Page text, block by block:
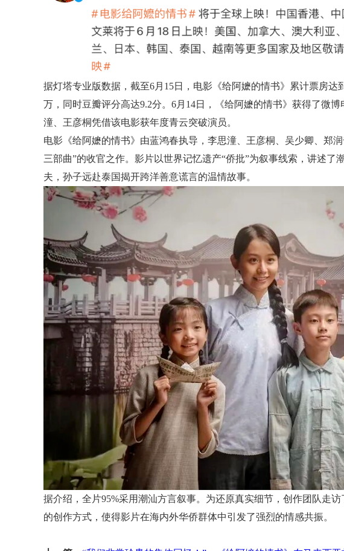
据灯塔专业版数据，截至6月15日，电影《给阿嬷的情书》累计票房达
万，同时豆瓣评分高达9.2分。6月14日，《给阿嬷的情书》获得了微
潼、王彦桐凭借该电影获年度青云突破演员。
电影《给阿嬷的情书》由蓝鸿春执导，李思潼、王彦桐、吴少卿、郑
三部曲”的收官之作。影片以世界记忆遗产“侨批”为叙事线索，讲述了
夫，孙子远赴泰国揭开跨洋善意谎言的温情故事。
据介绍，全片95%采用潮汕方言叙事。为还原真实细节，创作团队走
的创作方式，使得影片在海内外华侨群体中引发了强烈的情感共振。